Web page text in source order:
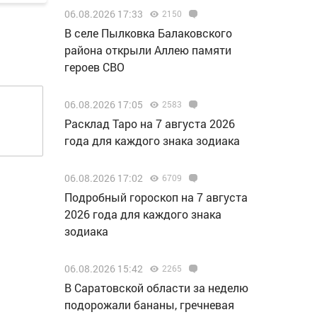
06.08.2026 17:33 2150
В селе Пылковка Балаковского
района открыли Аллею памяти
героев СВО
06.08.2026 17:05 2583
Расклад Таро на 7 августа 2026
года для каждого знака зодиака
06.08.2026 17:02 6709
Подробный гороскоп на 7 августа
2026 года для каждого знака
зодиака
06.08.2026 15:42 2265
В Саратовской области за неделю
подорожали бананы, гречневая